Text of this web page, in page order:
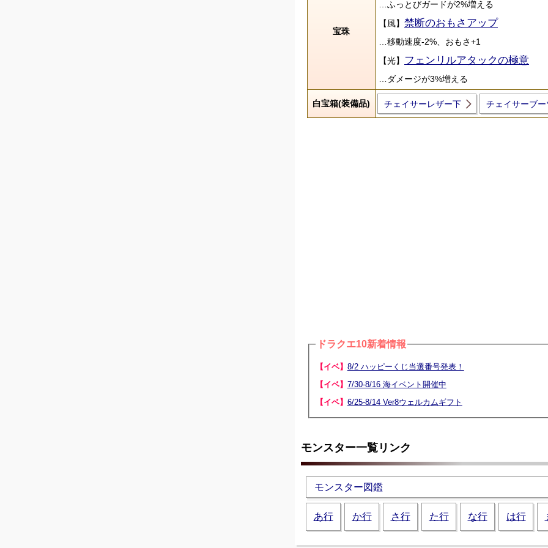
宝珠
…ふっとびガードが2%増える
【風】 禁断のおもさアップ
…移動速度-2%、おもさ+1
【光】 フェンリルアタックの極意
…ダメージが3%増える
白宝箱(装備品) チェイサーレザー下 チェイサーブー
ドラクエ10新着情報
【イベ】 8/2 ハッピーくじ当選番号発表！
【イベ】 7/30-8/16 海イベント開催中
【イベ】 6/25-8/14 Ver8ウェルカムギフト
モンスター一覧リンク
モンスター図鑑
あ行 か行 さ行 た行 な行 は行